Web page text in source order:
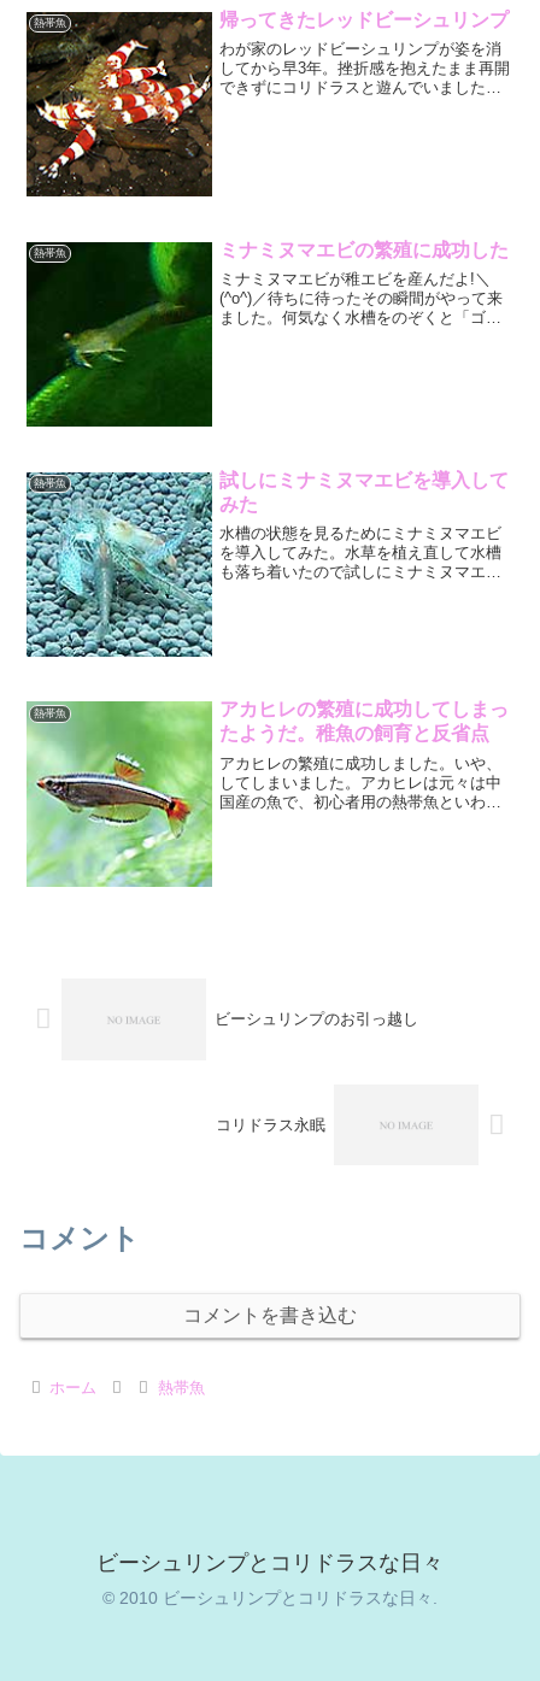
熱帯魚 帰ってきたレッドビーシュリンプ
わが家のレッドビーシュリンプが姿を消
してから早3年。挫折感を抱えたまま再開
できずにコリドラスと遊んでいました
熱帯魚 ミナミヌマエビの繁殖に成功した
ミナミヌマエビが稚エビを産んだよ!＼
(^o^)／待ちに待ったその瞬間がやって来
ました。何気なく水槽をのぞくと「ゴミ
熱帯魚
試しにミナミヌマエビを導入して
みた
水槽の状態を見るためにミナミヌマエビ
を導入してみた。水草を植え直して水槽
も落ち着いたので試しにミナミヌマエビ
熱帯魚
アカヒレの繁殖に成功してしまっ
たようだ。稚魚の飼育と反省点
アカヒレの繁殖に成功しました。いや、
してしまいました。アカヒレは元々は中
国産の魚で、初心者用の熱帯魚といわれ
ビーシュリンプのお引っ越し
コリドラス永眠
コメント
コメントを書き込む
ホーム 熱帯魚
ビーシュリンプとコリドラスな日々
© 2010 ビーシュリンプとコリドラスな日々.